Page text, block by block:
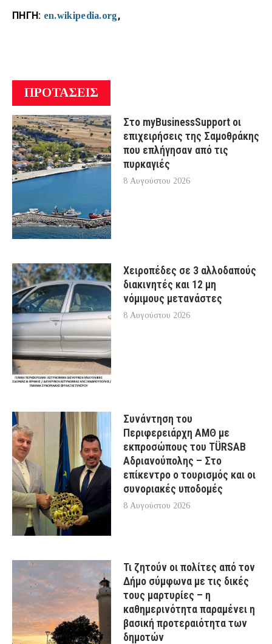
ΠΗΓΗ: en.wikipedia.org,
ΠΡΟΤΑΣΕΙΣ
Στο myBusinessSupport οι
επιχειρήσεις της Σαμοθράκης
που επλήγησαν από τις
πυρκαγιές
8 Αυγούστου 2026
Χειροπέδες σε 3 αλλοδαπούς
διακινητές και 12 μη
νόμιμους μετανάστες
8 Αυγούστου 2026
Συνάντηση του
Περιφερειάρχη ΑΜΘ με
εκπροσώπους του TÜRSAB
Αδριανούπολης – Στο
επίκεντρο ο τουρισμός και οι
συνοριακές υποδομές
8 Αυγούστου 2026
Τι ζητούν οι πολίτες από τον
Δήμο σύμφωνα με τις δικές
τους μαρτυρίες – η
καθημερινότητα παραμένει η
βασική προτεραιότητα των
δημοτών